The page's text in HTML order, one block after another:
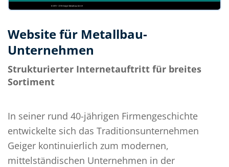
Website für Metallbau-
Unternehmen
Strukturierter Internetauftritt für breites
Sortiment
In seiner rund 40-jährigen Firmengeschichte
entwickelte sich das Traditionsunternehmen
Geiger kontinuierlich zum modernen,
mittelständischen Unternehmen in der